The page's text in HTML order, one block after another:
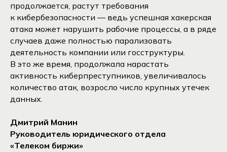
продолжается, растут требования
к кибербезопасности — ведь успешная хакерская
атака может нарушить рабочие процессы, а в ряде
случаев даже полностью парализовать
деятельность компании или госструктуры.
В это же время, продолжала нарастать
активность киберпреступников, увеличивалось
количество атак, возросло число крупных утечек
данных.
Дмитрий Манин
Руководитель юридического отдела
«Телеком биржи»